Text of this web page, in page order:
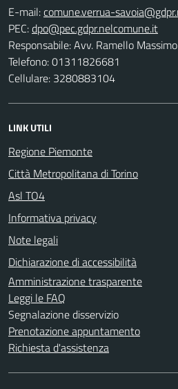
E-mail:
PEC:
Responsabile: Avv. Ramello Massimo
Telefono: 01311826681
Cellulare: 3280883104
LINK UTILI
Regione Piemonte
Città Metropolitana di Torino
Asl TO4
Informativa privacy
Note legali
Dichiarazione di accessibilità
Amministrazione trasparente
Leggi le FAQ
Segnalazione disservizio
Prenotazione appuntamento
Richiesta d'assistenza